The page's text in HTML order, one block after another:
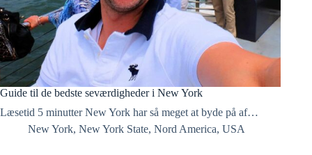
Guide til de bedste seværdigheder i New York
Læsetid 5 minutter New York har så meget at byde på af…
New York, New York State, Nord America, USA